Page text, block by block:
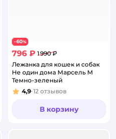
−60%
796 ₽ 1 990 ₽
Лежанка для кошек и собак
Не один дома Марсель M
Темно-зеленый
Рейтинг:
4,9 12 отзывов
В корзину